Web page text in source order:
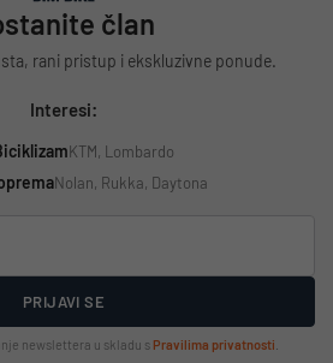
član
rani pristup i ekskluzivne ponude.
Interesi:
KTM, Lombardo
Nolan, Rukka, Daytona
PRIJAVI SE
newslettera u skladu s Pravilima privatnosti